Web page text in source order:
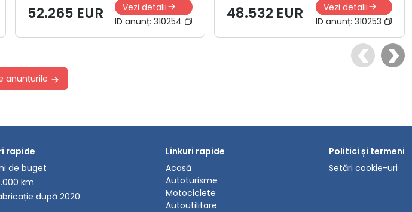
52.265 EUR
Vezi detalii
ID anunț:310254 48.532 EUR
Vezi detalii
ID anunț: 310253
anunțurile
rapide
de buget
km
după 2020
Linkuri rapide
Acasă
Autoturisme
Motociclete
Autoutilitare
Politici și termeni
Setări cookie-uri